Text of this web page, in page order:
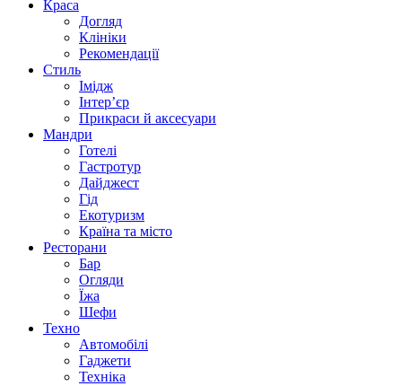
Краса
Догляд
Клініки
Рекомендації
Стиль
Імідж
Інтер’єр
Прикраси й аксесуари
Мандри
Готелі
Гастротур
Дайджест
Гід
Екотуризм
Країна та місто
Ресторани
Бар
Огляди
Їжа
Шефи
Техно
Автомобілі
Гаджети
Техніка